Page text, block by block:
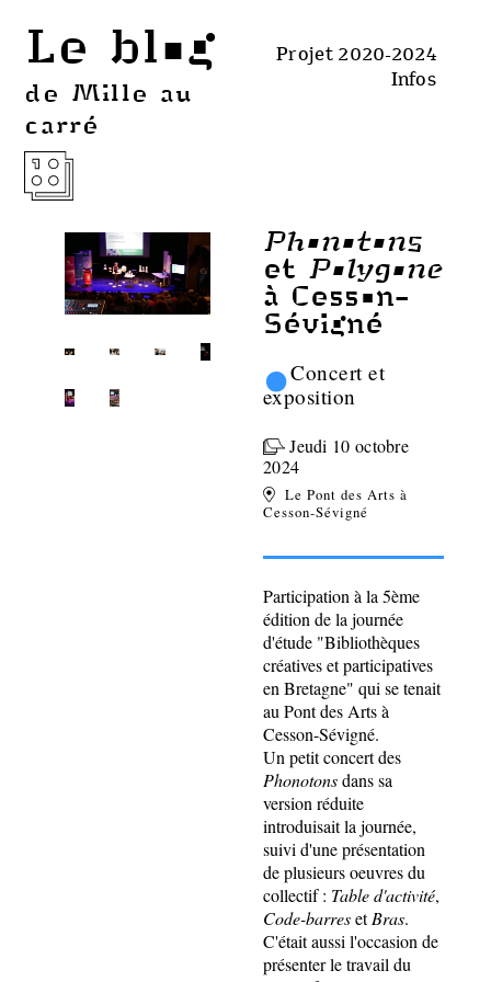
Le blog
de Mille au
carré
Projet 2020-2024
Infos
Phonotons
et Polygone
à Cesson-
Sévigné
• Concert et
exposition
Jeudi 10 octobre
2024
Le Pont des Arts à
Cesson-Sévigné
Participation à la 5ème
édition de la journée
d'étude "Bibliothèques
créatives et participatives
en Bretagne" qui se tenait
au Pont des Arts à
Cesson-Sévigné.
Un petit concert des
Phonotonsdans sa
version réduite
introduisait la journée,
suivi d'une présentation
de plusieurs oeuvres du
collectif : Table d'activité,
Code-barresetBras.
C'était aussi l'occasion de
présenter le travail du